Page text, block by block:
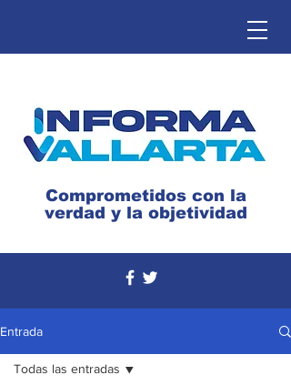
Comprometidos con la
verdad y la objetividad
Entrada
Todas las entradas